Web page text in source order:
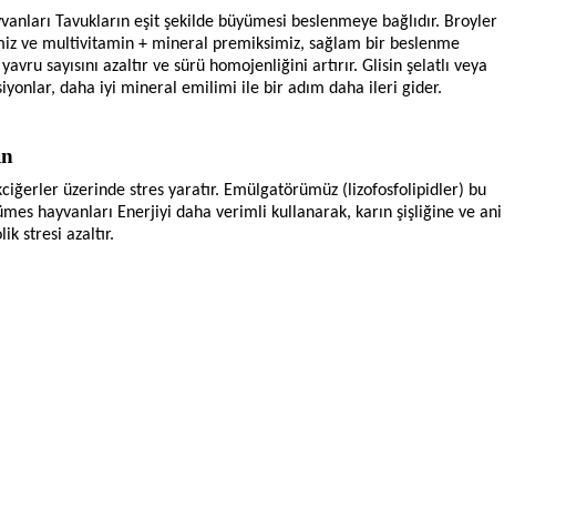
Tavukların eşit şekilde büyümesi beslenmeye bağlıdır. Broyler
ve multivitamin + mineral premiksimiz, sağlam bir beslenme
sayısını azaltır ve sürü homojenliğini artırır. Glisin şelatlı veya
daha iyi mineral emilimi ile bir adım daha ileri gider.
üzerinde stres yaratır. Emülgatörümüz (lizofosfolipidler) bu
hayvanları Enerjiyi daha verimli kullanarak, karın şişliğine ve ani
stresi azaltır.